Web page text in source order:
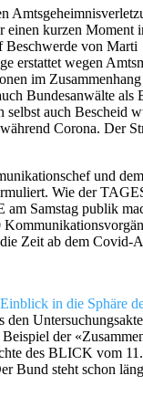
kurzen
von
erstattet wegen
im
Bundesanwälte als
auch Bescheid
Corona. Der
und
Wie der
Samstag publik
Zeit ab dem Covid-
in die Sphäre
der
des BLICK vom
Bund steht schon